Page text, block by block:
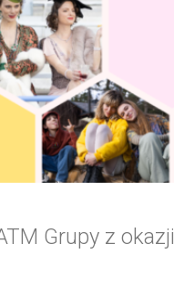
Grupy z okazji